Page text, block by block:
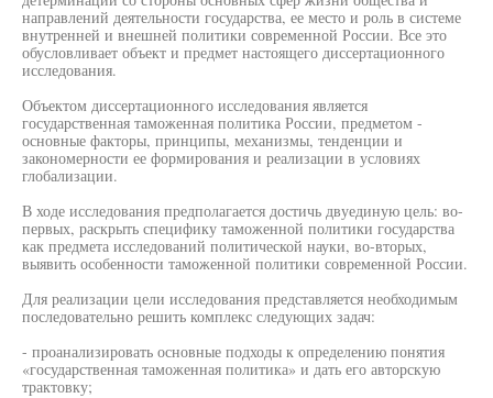
направлений деятельности государства, ее место и роль в системе
внутренней и внешней политики современной России. Все это
обусловливает объект и предмет настоящего диссертационного
исследования.
Объектом диссертационного исследования является
государственная таможенная политика России, предметом -
основные факторы, принципы, механизмы, тенденции и
закономерности ее формирования и реализации в условиях
глобализации.
В ходе исследования предполагается достичь двуединую цель: во-
первых, раскрыть специфику таможенной политики государства
как предмета исследований политической науки, во-вторых,
выявить особенности таможенной политики современной России.
Для реализации цели исследования представляется необходимым
последовательно решить комплекс следующих задач:
- проанализировать основные подходы к определению понятия
«государственная таможенная политика» и дать его авторскую
трактовку;